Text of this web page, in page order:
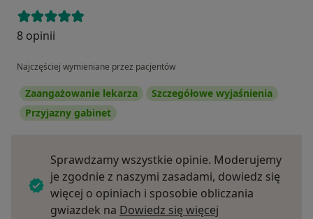
8 opinii
Najczęściej wymieniane przez pacjentów
Zaangażowanie lekarza
Szczegółowe wyjaśnienia
Przyjazny gabinet
Sprawdzamy wszystkie opinie. Moderujemy
je zgodnie z naszymi zasadami, dowiedz się
więcej o opiniach i sposobie obliczania
gwiazdek na Dowiedz się więcej